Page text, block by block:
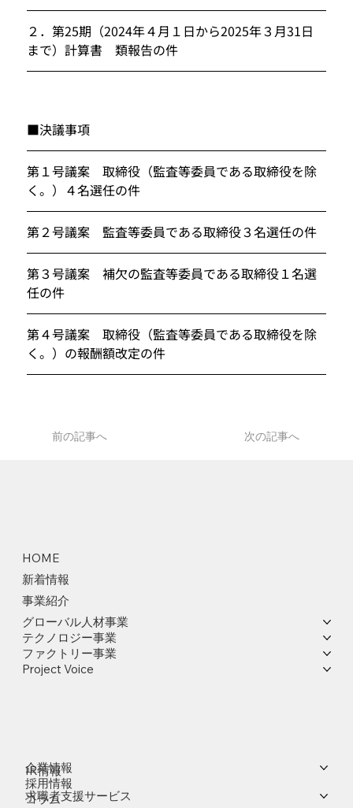
前の記事へ 次の記事へ
２．第25期（2024年４月１日から2025年３月31日
まで）計算書　類報告の件
■決議事項
第１号議案　取締役（監査等委員である取締役を除
く。）４名選任の件
第２号議案　監査等委員である取締役３名選任の件
第３号議案　補欠の監査等委員である取締役１名選
任の件
第４号議案　取締役（監査等委員である取締役を除
く。）の報酬額改定の件
HOME
新着情報
事業紹介
グローバル人材事業
テクノロジー事業
ファクトリー事業
Project Voice
企業情報
IR情報
採用情報
求職者支援サービス
コラム